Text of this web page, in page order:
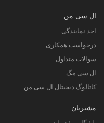
ال سی من
اخذ نمایندگی
درخواست همکاری
سوالات متداول
ال سی مگ
کاتالوگ دیجیتال ال سی من
مشتریان